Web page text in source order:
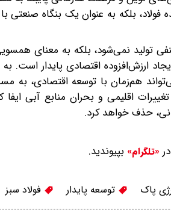
فولاد، بلکه به‌ عنوان یک بنگاه صنعتی
تولید نمی‌شود، بلکه به معنای
ارزش‌افزوده اقتصادی پایدار است.
هم‌زمان با توسعه اقتصادی، به
اقلیمی و بحران منابع آبی
حذف خواهد کرد.
«تلگرام» بپیوندید.
پاک توسعه پایدار فولاد سبز